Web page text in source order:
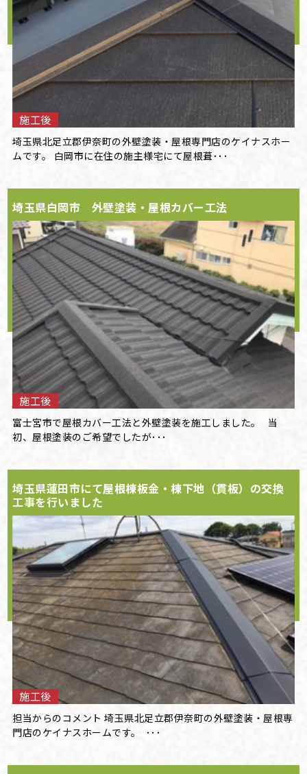
施工後
埼玉県北足立郡伊奈町の外壁塗装・屋根専門店のケイナスホー
ムです。 白岡市に在住の施主様宅にて屋根葺･･･
埼玉県白岡市 外壁塗装・屋根カバー工法
施工後
富士宮市で屋根カバー工法と外壁塗装を施工しました。 当
初、屋根塗装のご希望でしたが･･･
埼玉県蓮田市にて屋根棟板金・棟下地（貫板）の交換
工事を行いました
施工後
担当からのコメント 埼玉県北足立郡伊奈町の外壁塗装・屋根専
門店のケイナスホームです。 ･･･